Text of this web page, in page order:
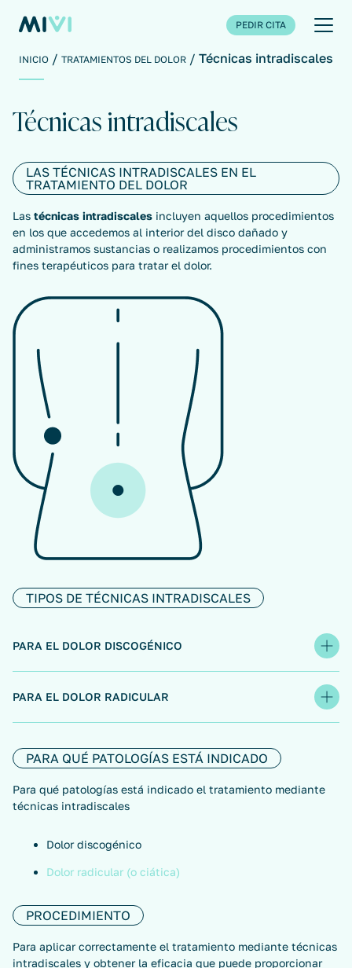
PEDIR CITA
INICIO TRATAMIENTOS DEL DOLOR Técnicas intradiscales
Técnicas intradiscales
LAS TÉCNICAS INTRADISCALES EN EL
TRATAMIENTO DEL DOLOR
Las técnicas intradiscales incluyen aquellos procedimientos
en los que accedemos al interior del disco dañado y
administramos sustancias o realizamos procedimientos con
fines terapéuticos para tratar el dolor.
TIPOS DE TÉCNICAS INTRADISCALES
PARA EL DOLOR DISCOGÉNICO
PARA EL DOLOR RADICULAR
PARA QUÉ PATOLOGÍAS ESTÁ INDICADO
Para qué patologías está indicado el tratamiento mediante
técnicas intradiscales
Dolor discogénico
Dolor radicular (o ciática)
PROCEDIMIENTO
Para aplicar correctamente el tratamiento mediante técnicas
intradiscales y obtener la eficacia que puede proporcionar